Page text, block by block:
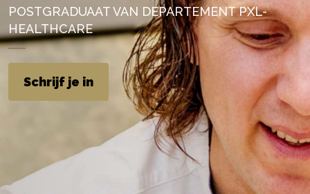
POSTGRADUAAT VAN DEPARTEMENT PXL-
HEALTHCARE
Schrijf je in